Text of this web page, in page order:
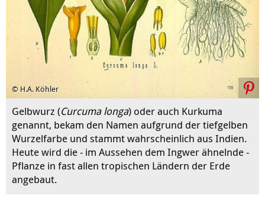
© H.A. Köhler
Gelbwurz (Curcuma longa) oder auch Kurkuma
genannt, bekam den Namen aufgrund der tiefgelben
Wurzelfarbe und stammt wahrscheinlich aus Indien.
Heute wird die - im Aussehen dem Ingwer ähnelnde -
Pflanze in fast allen tropischen Ländern der Erde
angebaut.